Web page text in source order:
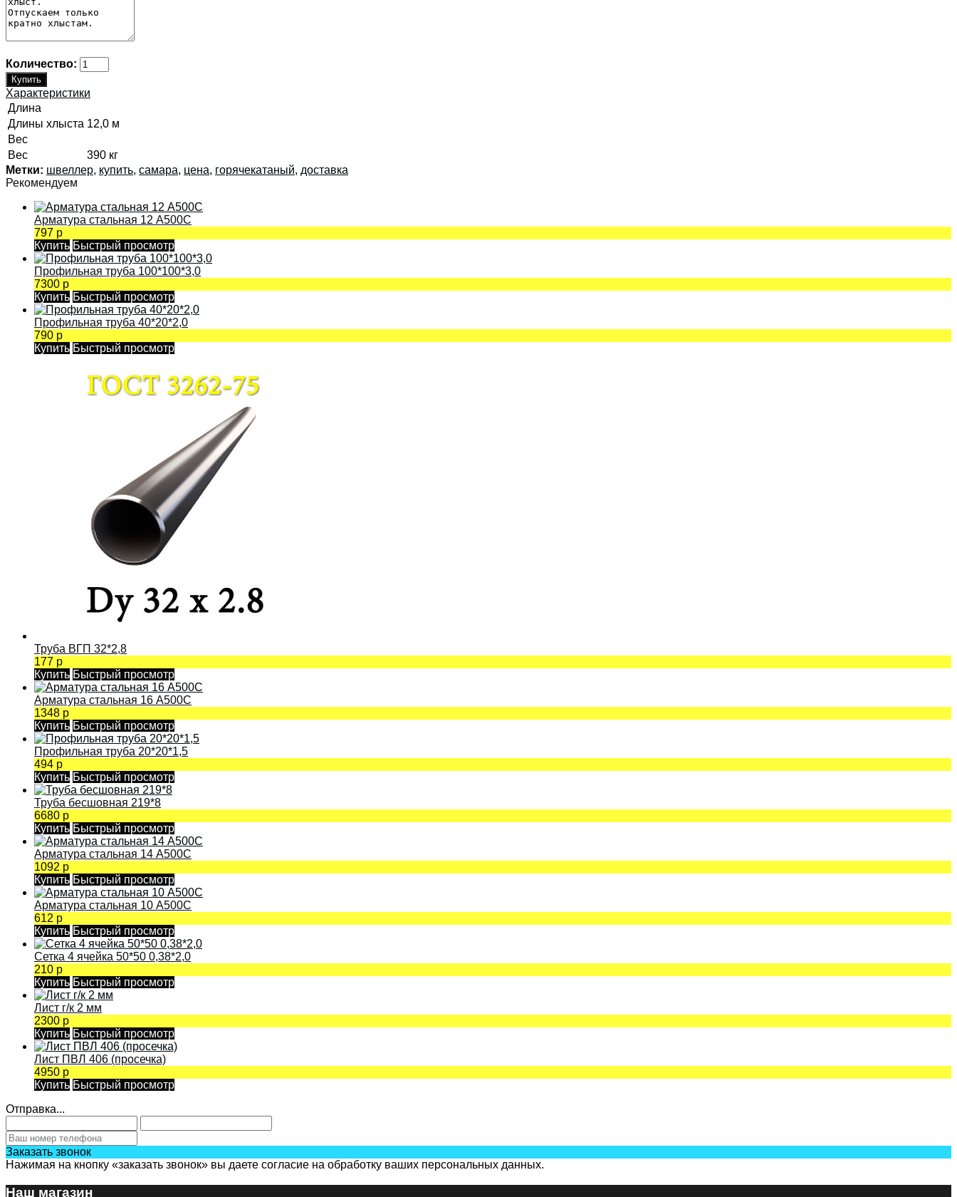
Количество:
Характеристики
Длина
Длины хлыста 12,0 м
Вес
Вес
390 кг
Метки: швеллер, купить, самара, цена, горячекатаный, доставка
Рекомендуем
Арматура стальная 12 А500С
797 р
Купить Быстрый просмотр
Профильная труба 100*100*3,0
7300 р
Купить Быстрый просмотр
Профильная труба 40*20*2,0
790 р
Купить Быстрый просмотр
Труба ВГП 32*2,8
177 р
Купить Быстрый просмотр
Арматура стальная 16 А500С
1348 р
Купить Быстрый просмотр
Профильная труба 20*20*1,5
494 р
Купить Быстрый просмотр
Труба бесшовная 219*8
6680 р
Купить Быстрый просмотр
Арматура стальная 14 А500С
1092 р
Купить Быстрый просмотр
Арматура стальная 10 А500С
612 р
Купить Быстрый просмотр
Сетка 4 ячейка 50*50 0,38*2,0
210 р
Купить Быстрый просмотр
Лист г/к 2 мм
2300 р
Купить Быстрый просмотр
Лист ПВЛ 406 (просечка)
4950 р
Купить Быстрый просмотр
Отправка...
Заказать звонок
Нажимая на кнопку «заказать звонок» вы даете согласие на обработку ваших персональных данных.
Наш магазин